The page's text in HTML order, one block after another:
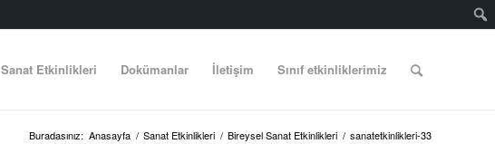
Sanat Etkinlikleri Dokümanlar İletişim Sınıf etkinliklerimiz
Buradasınız: Anasayfa / Sanat Etkinlikleri / Bireysel Sanat Etkinlikleri / sanatetkinlikleri-33